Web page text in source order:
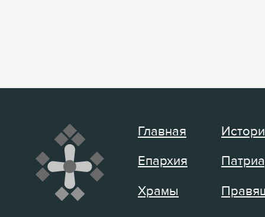
Главная
Епархия
Храмы